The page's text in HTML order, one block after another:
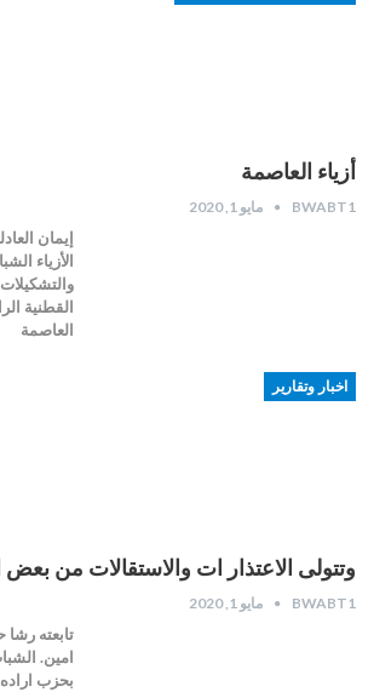
أزياء العاصمة
BWABT1 مايو 1, 2020
إيمان
الأزياء
القطنية
العاصمة
اخبار وتقارير
وتتولى الاعتذار ات والاستقالات من بعض
BWABT1 مايو 1, 2020
تابعته
امين.
بحزب